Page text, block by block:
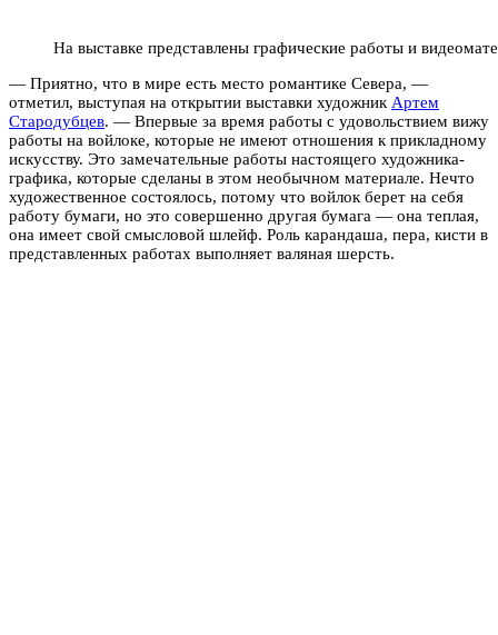
На выставке представлены графические работы и
— Приятно, что в мире есть место романтике Севера, —
отметил, выступая на открытии выставки художник Артем
Стародубцев. — Впервые за время работы с удовольствием вижу
работы на войлоке, которые не имеют отношения к прикладному
искусству. Это замечательные работы настоящего художника-
графика, которые сделаны в этом необычном материале. Нечто
художественное состоялось, потому что войлок берет на себя
работу бумаги, но это совершенно другая бумага — она теплая,
она имеет свой смысловой шлейф. Роль карандаша, пера, кисти в
представленных работах выполняет валяная шерсть.